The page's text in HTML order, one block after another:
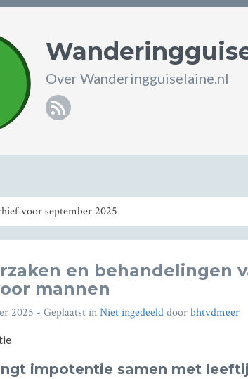
Over Wanderingguiselaine.nl
RSS
voor september 2025
en behandelingen
mannen
2025 - Geplaatst inNiet ingedeelddoorbhtvdmeer
impotentie samen met